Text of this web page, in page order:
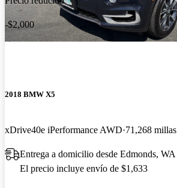
-$2,000
2018 BMW X5
xDrive40e iPerformance AWD 71,268 millas
Entrega a domicilio desde Edmonds, WA
El precio incluye envío de $1,633